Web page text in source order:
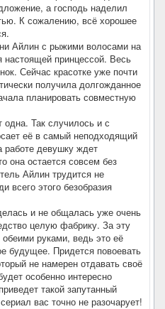
а господь наделил
К сожалению, всё хорошее
Айлин с рыжими волосами на
принцессой. Весь
Сейчас красотке уже почти
получила долгожданное
планировать совместную
одна. Так случилось и с
её в самый неподходящий
девушку ждет
она остается совсем без
Айлин трудится не
всего этого безобразия
и не общалась уже очень
целую фабрику. За эту
руками, ведь это её
будущее. Придется повоевать
не намерен отдавать своё
особенно интересно
такой запутанный
вас точно не разочарует!